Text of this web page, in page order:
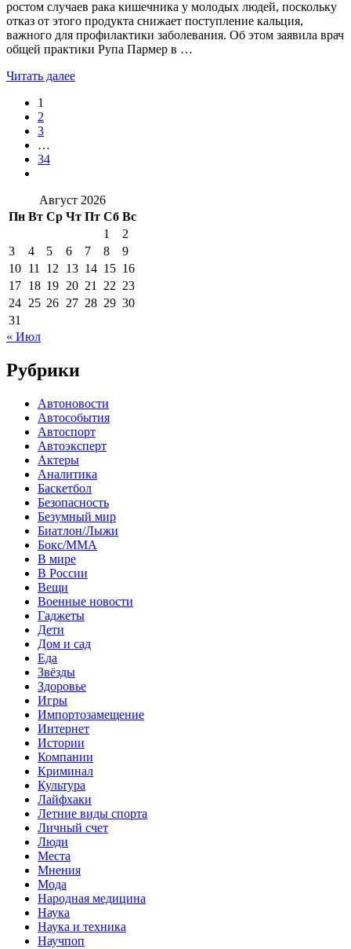
ростом случаев рака кишечника у молодых людей, поскольку
отказ от этого продукта снижает поступление кальция,
важного для профилактики заболевания. Об этом заявила врач
общей практики Рупа Пармер в …
Читать далее
1
2
3
…
34
Август 2026
Пн Вт Ср Чт Пт Сб Вс
1
2
3
4 5 6 7 8
9
10 11 12 13 14 15 16
17 18 19 20 21 22 23
24 25 26 27 28 29 30
31
« Июл
Рубрики
Автоновости
Автособытия
Автоспорт
Автоэксперт
Актеры
Аналитика
Баскетбол
Безопасность
Безумный мир
Биатлон/Лыжи
Бокс/MMA
В мире
В России
Вещи
Военные новости
Гаджеты
Дети
Дом и сад
Еда
Звёзды
Здоровье
Игры
Импортозамещение
Интернет
Истории
Компании
Криминал
Культура
Лайфхаки
Летние виды спорта
Личный счет
Люди
Места
Мнения
Мода
Народная медицина
Наука
Наука и техника
Научпоп